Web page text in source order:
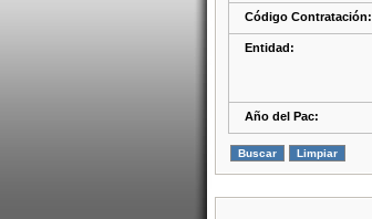
Código Contratación:
Entidad:
Año del Pac: